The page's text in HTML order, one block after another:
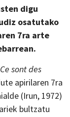
digu
osatutako
7ra arte
sont des
apirilaren 7ra
(Irun, 1972)
bultzatu